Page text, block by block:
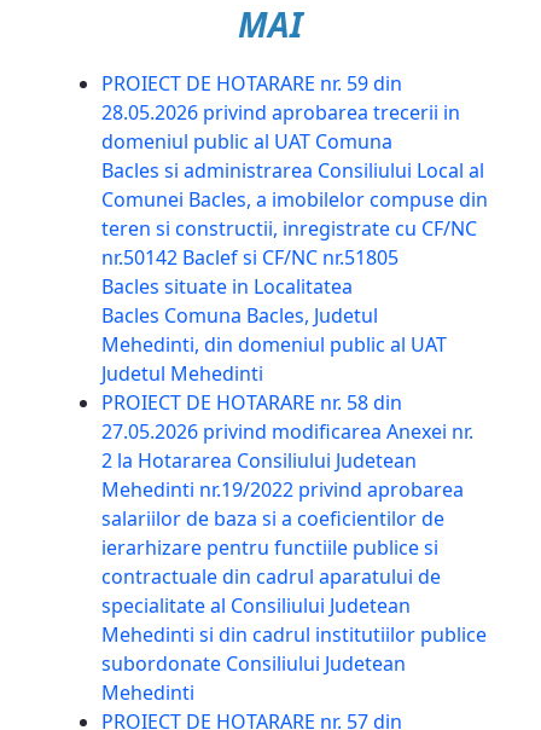
MAI
PROIECT DE HOTARARE nr. 59 din
28.05.2026 privind aprobarea trecerii in
domeniul public al UAT Comuna
Bacles si administrarea Consiliului Local al
Comunei Bacles, a imobilelor compuse din
teren si constructii, inregistrate cu CF/NC
nr.50142 Baclef si CF/NC nr.51805
Bacles situate in Localitatea
Bacles Comuna Bacles, Judetul
Mehedinti, din domeniul public al UAT
Judetul Mehedinti
PROIECT DE HOTARARE nr. 58 din
27.05.2026 privind modificarea Anexei nr.
2 la Hotararea Consiliului Judetean
Mehedinti nr.19/2022 privind aprobarea
salariilor de baza si a coeficientilor de
ierarhizare pentru functiile publice si
contractuale din cadrul aparatului de
specialitate al Consiliului Judetean
Mehedinti si din cadrul institutiilor publice
subordonate Consiliului Judetean
Mehedinti
PROIECT DE HOTARARE nr. 57 din